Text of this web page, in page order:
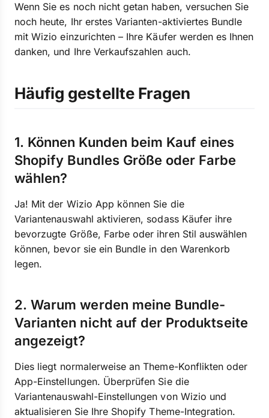
Wenn Sie es noch nicht getan haben, versuchen Sie
noch heute, Ihr erstes Varianten-aktiviertes Bundle
mit Wizio einzurichten – Ihre Käufer werden es Ihnen
danken, und Ihre Verkaufszahlen auch.
Häufig gestellte Fragen
1. Können Kunden beim Kauf eines
Shopify Bundles Größe oder Farbe
wählen?
Ja! Mit der Wizio App können Sie die
Variantenauswahl aktivieren, sodass Käufer ihre
bevorzugte Größe, Farbe oder ihren Stil auswählen
können, bevor sie ein Bundle in den Warenkorb
legen.
2. Warum werden meine Bundle-
Varianten nicht auf der Produktseite
angezeigt?
Dies liegt normalerweise an Theme-Konflikten oder
App-Einstellungen. Überprüfen Sie die
Variantenauswahl-Einstellungen von Wizio und
aktualisieren Sie Ihre Shopify Theme-Integration.